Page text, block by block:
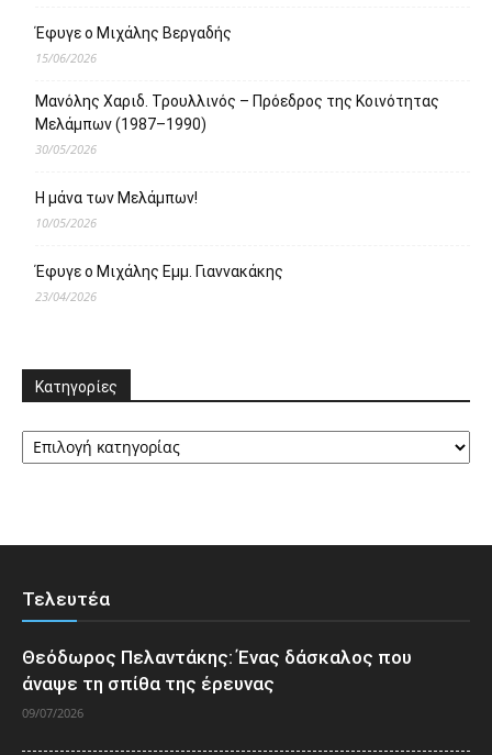
Έφυγε ο Μιχάλης Βεργαδής
15/06/2026
Μανόλης Χαριδ. Τρουλλινός – Πρόεδρος της Κοινότητας
Μελάμπων (1987–1990)
30/05/2026
Η μάνα των Μελάμπων!
10/05/2026
Έφυγε ο Μιχάλης Εμμ. Γιαννακάκης
23/04/2026
Κατηγορίες
Κατηγορίες
Τελευτέα
Θεόδωρος Πελαντάκης: Ένας δάσκαλος που
άναψε τη σπίθα της έρευνας
09/07/2026